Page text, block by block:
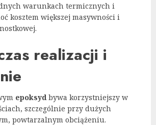
warunkach termicznych i
kosztem większej masywności i
realizacji i
epoksyd bywa korzystniejszy w
szczególnie przy dużych
powtarzalnym obciążeniu.